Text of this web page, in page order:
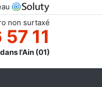
non surtaxé
11
l'Ain (01)